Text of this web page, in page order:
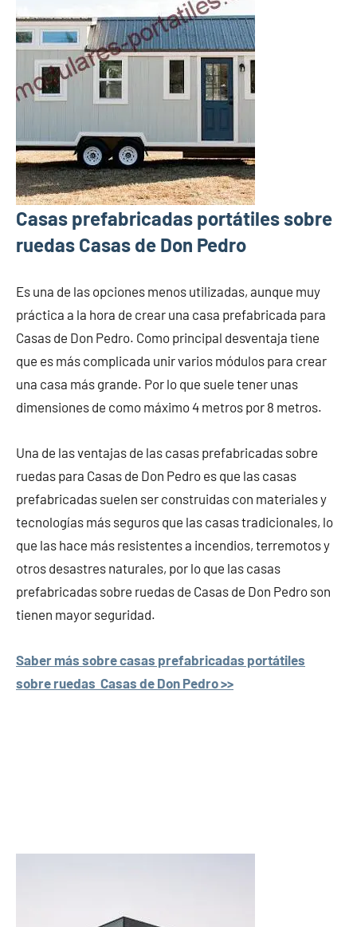
Casas prefabricadas portátiles sobre
ruedas Casas de Don Pedro
Es una de las opciones menos utilizadas, aunque muy
práctica a la hora de crear una casa prefabricada para
Casas de Don Pedro. Como principal desventaja tiene
que es más complicada unir varios módulos para crear
una casa más grande. Por lo que suele tener unas
dimensiones de como máximo 4 metros por 8 metros.
Una de las ventajas de las casas prefabricadas sobre
ruedas para Casas de Don Pedro es que las casas
prefabricadas suelen ser construidas con materiales y
tecnologías más seguros que las casas tradicionales, lo
que las hace más resistentes a incendios, terremotos y
otros desastres naturales, por lo que las casas
prefabricadas sobre ruedas de Casas de Don Pedro son
tienen mayor seguridad.
Saber más sobre casas prefabricadas portátiles
sobre ruedas Casas de Don Pedro >>